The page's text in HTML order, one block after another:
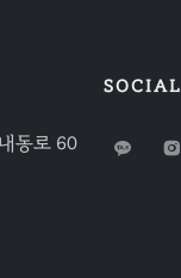
동로 60
SOCIAL